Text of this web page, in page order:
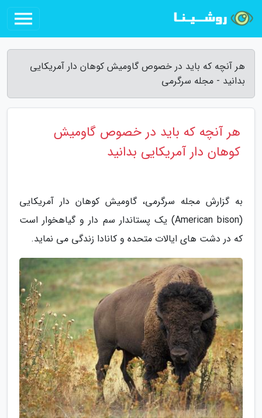
هر آنچه که باید در خصوص گاومیش کوهان دار آمریکایی
بدانید - مجله سرگرمی
هر آنچه که باید در خصوص گاومیش
کوهان دار آمریکایی بدانید
به گزارش مجله سرگرمی، گاومیش کوهان دار آمریکایی
(American bison) یک پستاندار سم دار و گیاهخوار است
که در دشت های ایالات متحده و کانادا زندگی می نماید.